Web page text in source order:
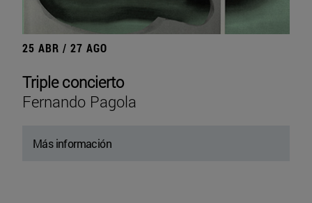
25 ABR / 27 AGO
Triple concierto
Fernando Pagola
Más información